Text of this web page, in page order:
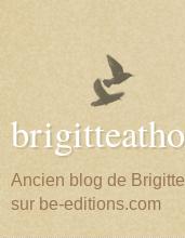
Ancien blog de
sur be-editions.com